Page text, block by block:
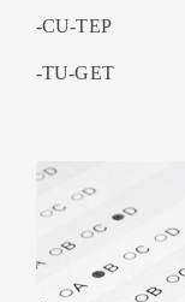
-CU-TEP
-TU-GET